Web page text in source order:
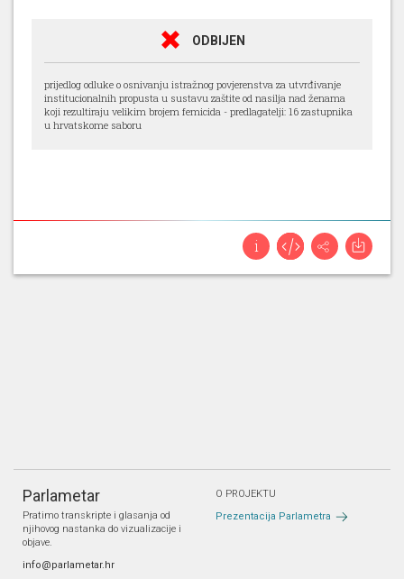
ODBIJEN
prijedlog odluke o osnivanju istražnog povjerenstva za utvrđivanje
institucionalnih propusta u sustavu zaštite od nasilja nad ženama
koji rezultiraju velikim brojem femicida - predlagatelji: 16 zastupnika
u hrvatskome saboru
Parlametar
Pratimo transkripte i glasanja od
njihovog nastanka do vizualizacije i
objave.
info@parlametar.hr
O PROJEKTU
Prezentacija Parlametra